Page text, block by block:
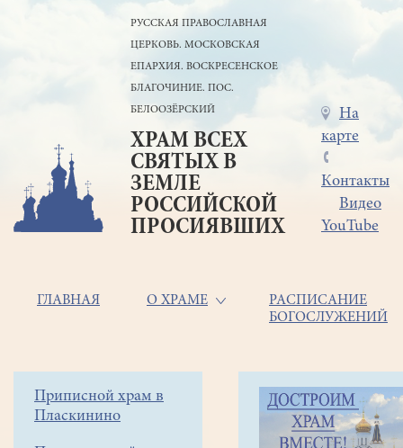
РУССКАЯ ПРАВОСЛАВНАЯ
ЦЕРКОВЬ. МОСКОВСКАЯ
ЕПАРХИЯ. ВОСКРЕСЕНСКОЕ
БЛАГОЧИНИЕ. ПОС.
БЕЛООЗЁРСКИЙ
ХРАМ ВСЕХ
СВЯТЫХ В
ЗЕМЛЕ
РОССИЙСКОЙ
ПРОСИЯВШИХ
Меню
в
шапке
На
карте
Контакты
Видео
YouTube
Основная
ГЛАВНАЯ О ХРАМЕ
РАСПИСАНИЕ
БОГОСЛУЖЕНИЙ
Боковое
меню
Приписной храм в
Пласкинино
Строка
навигации
Объявления